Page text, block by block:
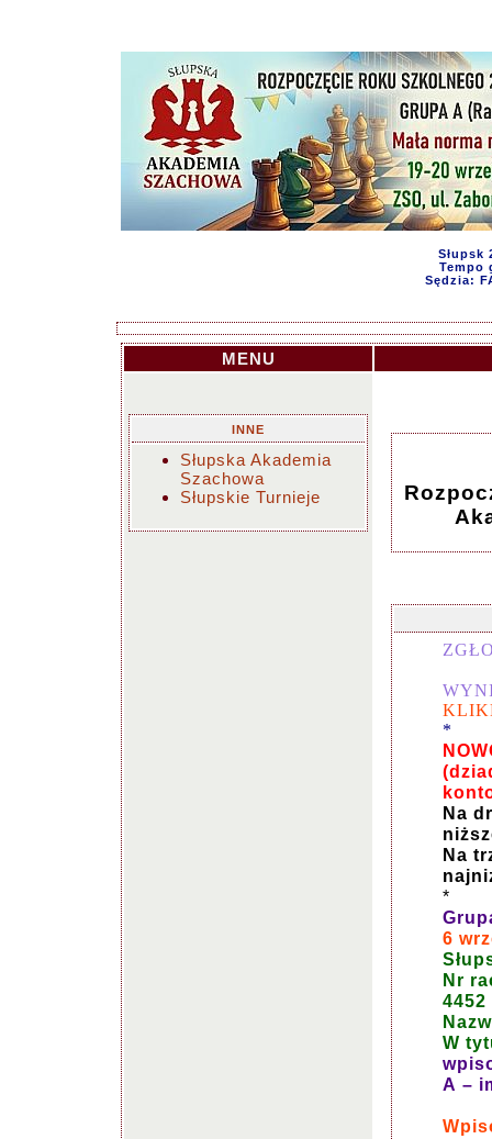
Słupsk
Tempo
Sędzia:
MENU
INNE
Słupska Akademia
Szachowa
Słupskie Turnieje
*
Na
Na
*
6
Nr
4452
W
A –